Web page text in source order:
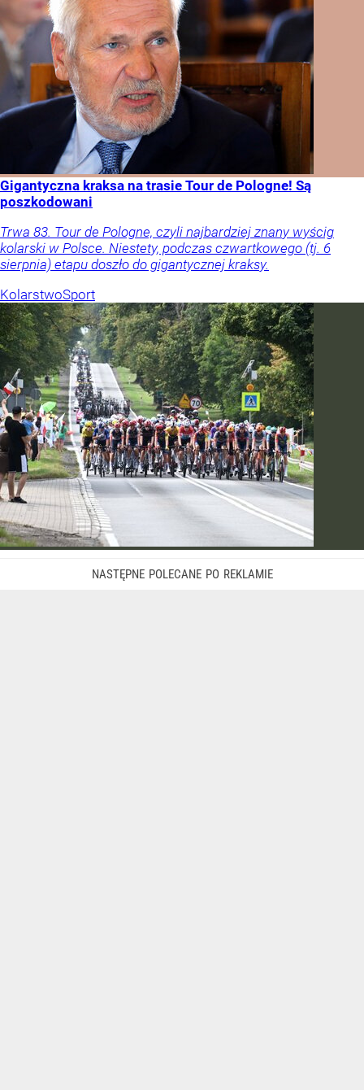
Gigantyczna kraksa na trasie Tour de Pologne! Są
poszkodowani
Trwa 83. Tour de Pologne, czyli najbardziej znany wyścig
kolarski w Polsce. Niestety, podczas czwartkowego (tj. 6
sierpnia) etapu doszło do gigantycznej kraksy.
KolarstwoSport